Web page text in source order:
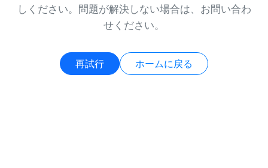
しください。問題が解決しない場合は、お問い合わ
せください。
再試行 ホームに戻る